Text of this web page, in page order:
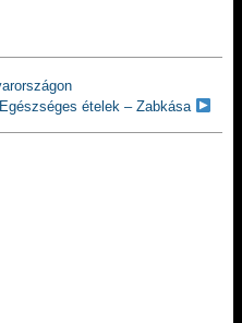
Egészséges ételek – Zabkása